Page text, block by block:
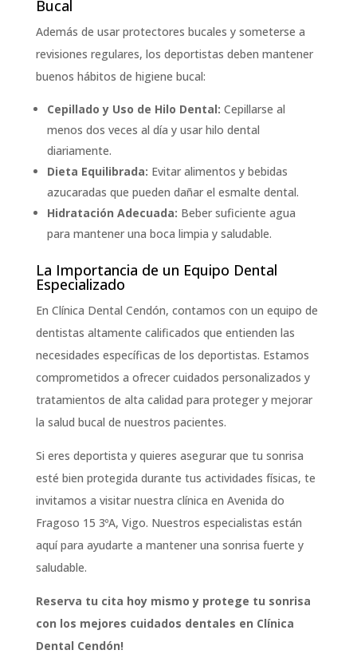
Bucal
Además de usar protectores bucales y someterse a
revisiones regulares, los deportistas deben mantener
buenos hábitos de higiene bucal:
Cepillado y Uso de Hilo Dental: Cepillarse al
menos dos veces al día y usar hilo dental
diariamente.
Dieta Equilibrada: Evitar alimentos y bebidas
azucaradas que pueden dañar el esmalte dental.
Hidratación Adecuada: Beber suficiente agua
para mantener una boca limpia y saludable.
La Importancia de un Equipo Dental
Especializado
En Clínica Dental Cendón, contamos con un equipo de
dentistas altamente calificados que entienden las
necesidades específicas de los deportistas. Estamos
comprometidos a ofrecer cuidados personalizados y
tratamientos de alta calidad para proteger y mejorar
la salud bucal de nuestros pacientes.
Si eres deportista y quieres asegurar que tu sonrisa
esté bien protegida durante tus actividades físicas, te
invitamos a visitar nuestra clínica en Avenida do
Fragoso 15 3ºA, Vigo. Nuestros especialistas están
aquí para ayudarte a mantener una sonrisa fuerte y
saludable.
Reserva tu cita hoy mismo y protege tu sonrisa
con los mejores cuidados dentales en Clínica
Dental Cendón!